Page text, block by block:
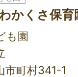
かくさ保育
も園
市町村341-1